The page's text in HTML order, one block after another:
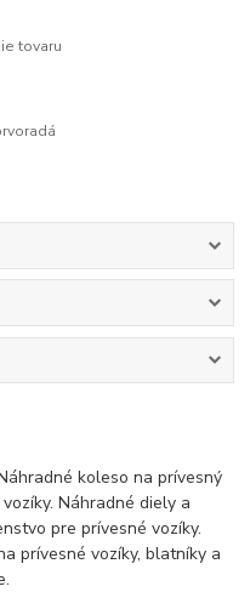
tovaru
koleso na prívesný
Náhradné diely a
pre prívesné vozíky.
prívesné vozíky, blatníky a